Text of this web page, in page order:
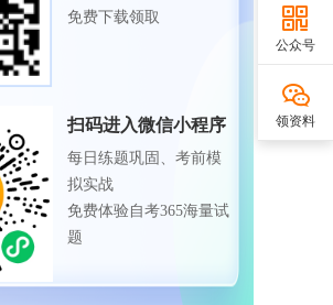
免费下载领取
扫码进入微信小程序
每日练题巩固、考前模
拟实战
免费体验自考365海量试
题
公众号
领资料